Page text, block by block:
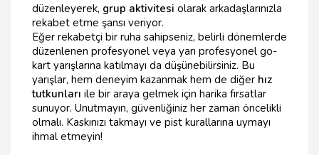
düzenleyerek, grup aktivitesi olarak arkadaşlarınızla
rekabet etme şansı veriyor.
Eğer rekabetçi bir ruha sahipseniz, belirli dönemlerde
düzenlenen profesyonel veya yarı profesyonel go-
kart yarışlarına katılmayı da düşünebilirsiniz. Bu
yarışlar, hem deneyim kazanmak hem de diğer hız
tutkunları ile bir araya gelmek için harika fırsatlar
sunuyor. Unutmayın, güvenliğiniz her zaman öncelikli
olmalı. Kaskınızı takmayı ve pist kurallarına uymayı
ihmal etmeyin!